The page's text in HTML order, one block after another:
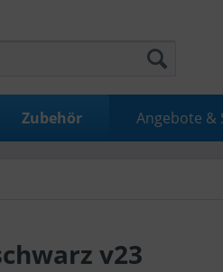
Zubehör Angebote &
v23